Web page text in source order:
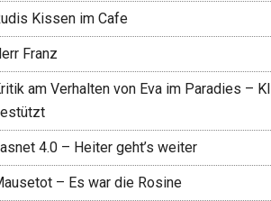
Kissen im Cafe
Franz
am Verhalten von Eva im Paradies – KI
4.0 – Heiter geht’s weiter
– Es war die Rosine